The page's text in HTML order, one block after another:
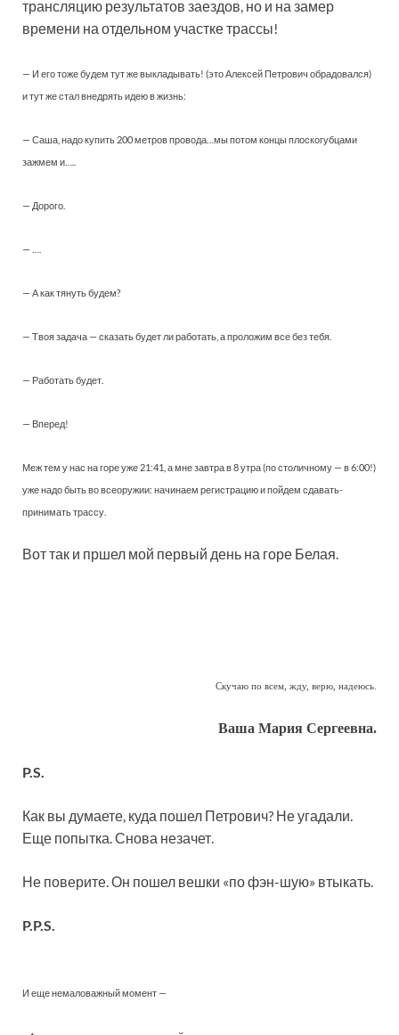
трансляцию результатов заездов, но и на замер
времени на отдельном участке трассы!
— И его тоже будем тут же выкладывать! (это Алексей Петрович обрадовался)
и тут же стал внедрять идею в жизнь:
— Саша, надо купить 200 метров провода…мы потом концы плоскогубцами
зажмем и…..
— Дорого.
— ….
— А как тянуть будем?
— Твоя задача — сказать будет ли работать, а проложим все без тебя.
— Работать будет.
— Вперед!
Меж тем у нас на горе уже 21:41, а мне завтра в 8 утра (по столичному — в 6:00!)
уже надо быть во всеоружии: начинаем регистрацию и пойдем сдавать-
принимать трассу.
Вот так и пршел мой первый день на горе Белая.
Скучаю по всем, жду, верю, надеюсь.
Ваша Мария Сергеевна.
P.S.
Как вы думаете, куда пошел Петрович? Не угадали.
Еще попытка. Снова незачет.
Не поверите. Он пошел вешки «по фэн-шую» втыкать.
P.P.S.
И еще немаловажный момент —